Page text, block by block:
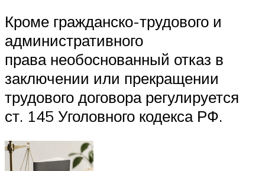
Кроме гражданско-трудового и
административного
права необоснованный отказ в
заключении или прекращении
трудового договора регулируется
ст. 145 Уголовного кодекса РФ.